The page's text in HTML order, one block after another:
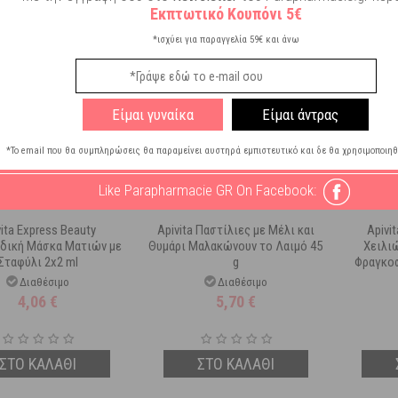
Express Beauty
Μάσκα Ματιών με
2x2 ml
Διαθέσιμο
4,06 €
ΣΤΟ ΚΑΛΑΘΙ
Apivita Παστίλιες με Μέλι και
Θυμάρι Μαλακώνουν το Λαιμό 45
g
Διαθέσιμο
5,70 €
ΣΤΟ ΚΑΛΑΘΙ
Εκπτωτικό Κουπόνι 5€
*ισχύει για παραγγελία 59€ και άνω
Είμαι γυναίκα Είμαι άντρας
*Το email που θα συμπληρώσεις θα παραμείνει αυστηρά εμπιστευτικό και δε θα
Like Parapharmacie GR On Facebook: